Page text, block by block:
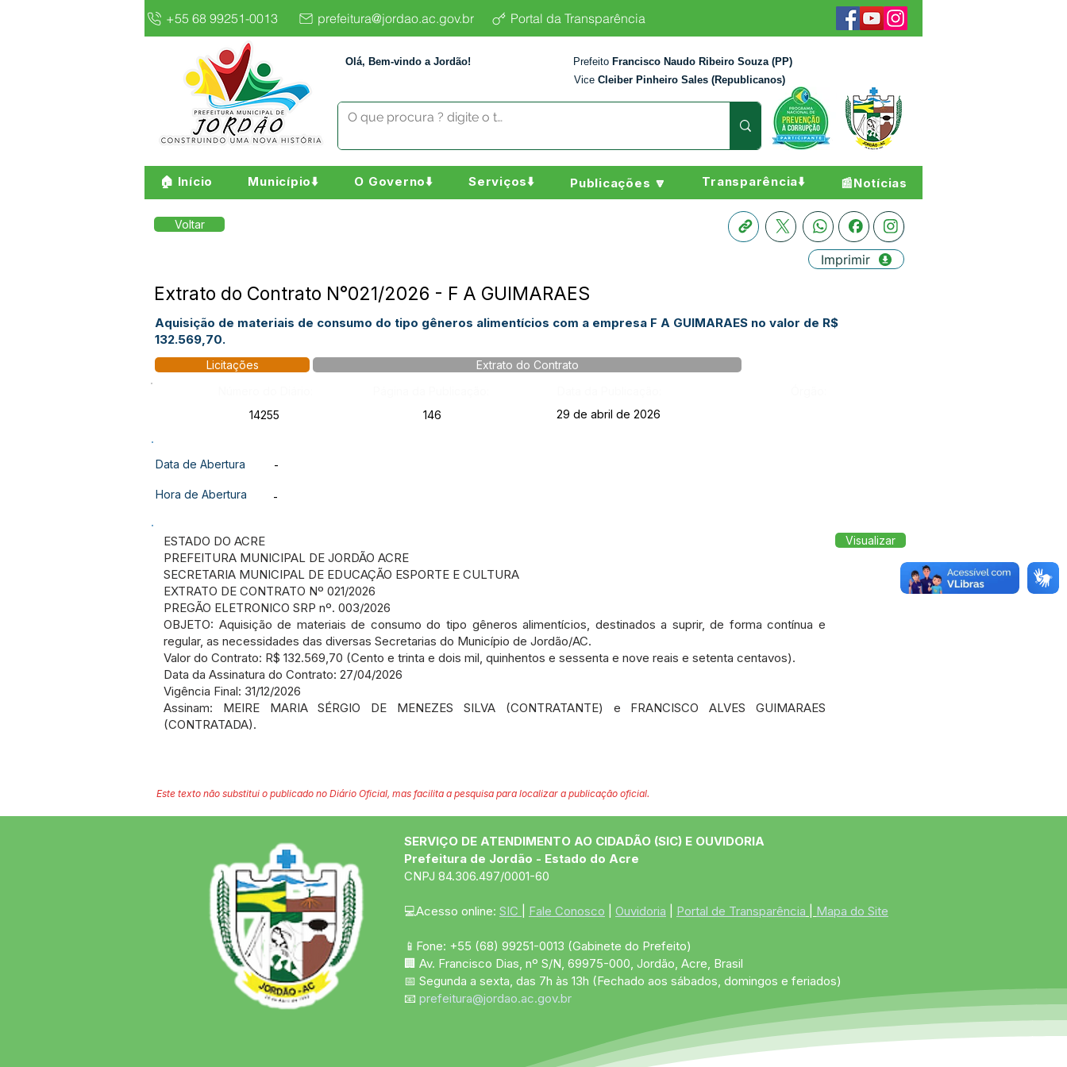
+55 68 99251-0013 prefeitura@jordao.ac.gov.br Portal da Transparência
Olá, Bem-vindo a Jordão! Prefeito Francisco Naudo Ribeiro Souza (PP)
Vice Cleiber Pinheiro Sales (Republicanos)
🏠 Início Município⬇️ O Governo⬇️ Serviços⬇️ Publicações 🔽 Transparência⬇️ 📰Notícias
Voltar
Imprimir
Extrato do Contrato N°021/2026 - F A GUIMARAES
Aquisição de materiais de consumo do tipo gêneros alimentícios com a empresa F A GUIMARAES no valor de R$
132.569,70.
Licitações
Extrato do Contrato
14255
146 29 de abril de 2026
Data de Abertura -
Hora de Abertura -
ESTADO DO ACRE
PREFEITURA MUNICIPAL DE JORDÃO ACRE
SECRETARIA MUNICIPAL DE EDUCAÇÃO ESPORTE E CULTURA
EXTRATO DE CONTRATO Nº 021/2026
PREGÃO ELETRONICO SRP nº. 003/2026
OBJETO: Aquisição de materiais de consumo do tipo gêneros alimentícios, destinados a suprir, de forma contínua e
regular, as necessidades das diversas Secretarias do Município de Jordão/AC.
Valor do Contrato: R$ 132.569,70 (Cento e trinta e dois mil, quinhentos e sessenta e nove reais e setenta centavos).
Data da Assinatura do Contrato: 27/04/2026
Vigência Final: 31/12/2026
Assinam: MEIRE MARIA SÉRGIO DE MENEZES SILVA (CONTRATANTE) e FRANCISCO ALVES GUIMARAES
(CONTRATADA).
Visualizar
Este texto não substitui o publicado no Diário Oficial, mas facilita a pesquisa para localizar a publicação oficial.
SERVIÇO DE ATENDIMENTO AO CIDADÃO (SIC) E OUVIDORIA
Prefeitura de Jordão - Estado do Acre
CNPJ 84.306.497/0001-60
💻Acesso online: SIC Fale Conosco Ouvidoria Portal de Transparência Mapa do Site
📱Fone: +55 (68) 99251-0013 (Gabinete do Prefeito)
🏢 Av. Francisco Dias, nº S/N, 69975-000, Jordão, Acre, Brasil
📅 Segunda a sexta, das 7h às 13h (Fechado aos sábados, domingos e feriados)
📧 prefeitura@jordao.ac.gov.br